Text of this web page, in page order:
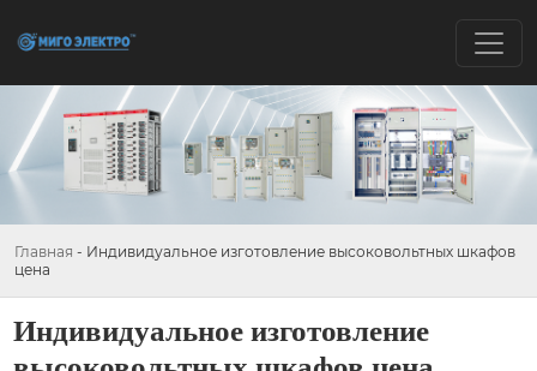
Главная - Индивидуальное изготовление высоковольтных шкафов
цена
Индивидуальное изготовление